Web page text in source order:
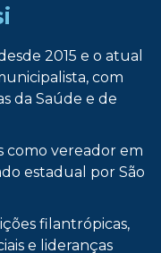
2015 e o atual
com
da Saúde e de
como vereador em
estadual por São
filantrópicas,
e lideranças